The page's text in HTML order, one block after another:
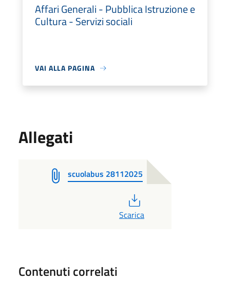
Affari Generali - Pubblica Istruzione e
Cultura - Servizi sociali
VAI ALLA PAGINA
Allegati
scuolabus 28112025
Scarica
Contenuti correlati